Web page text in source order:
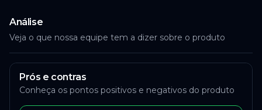
Análise
Veja o que nossa equipe tem a dizer sobre o produto
Prós e contras
Conheça os pontos positivos e negativos do produto